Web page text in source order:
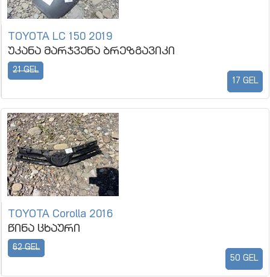
TOYOTA LC 150 2019
უკანა მარჯვენა ბრეზგავიკი
21 GEL
17 GEL
TOYOTA Corolla 2016
წინა ცხაური
62 GEL
50 GEL